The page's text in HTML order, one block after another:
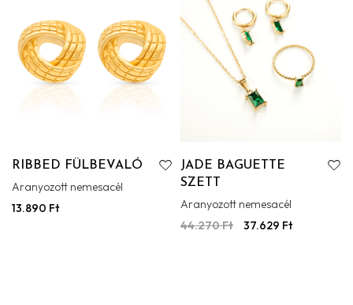
RIBBED FÜLBEVALÓ
Aranyozott nemesacél
13.890 Ft
JADE BAGUETTE
SZETT
Aranyozott nemesacél
44.270Ft 37.629 Ft